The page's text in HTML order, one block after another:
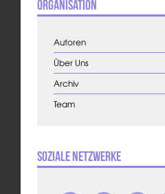
Organisation
Autoren
Über Uns
Archiv
Team
Soziale Netzwerke